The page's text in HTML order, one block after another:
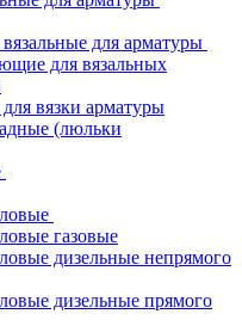
для арматуры
для вязальных
вязки арматуры
(люльки
газовые
дизельные непрямого
дизельные прямого